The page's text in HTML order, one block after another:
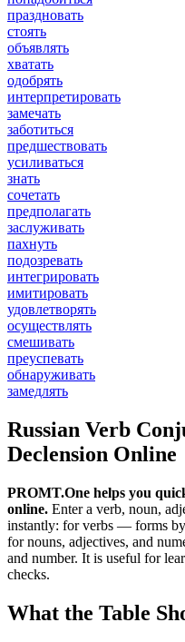
праздновать
стоять
объявлять
хватать
одобрять
интерпретировать
замечать
заботиться
предшествовать
усиливаться
знать
сочетать
предполагать
заслуживать
пахнуть
подозревать
интегрировать
имитировать
удовлетворять
осуществлять
смешивать
преуспевать
обнаруживать
замедлять
Russian Verb
Declension Online
PROMT.One helps you
online. Enter a verb, noun,
instantly: for verbs — forms by
for nouns, adjectives, and
and number. It is useful for
checks.
What the Table